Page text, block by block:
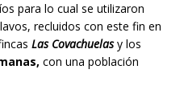
para lo cual se utilizaron
recluidos con este fin en
Las Covachuelasy los
con una población